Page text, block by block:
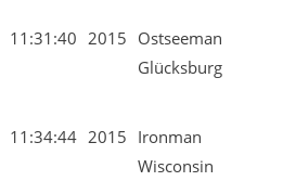
11:31:40 2015 Ostseeman
Glücksburg
11:34:44 2015 Ironman
Wisconsin